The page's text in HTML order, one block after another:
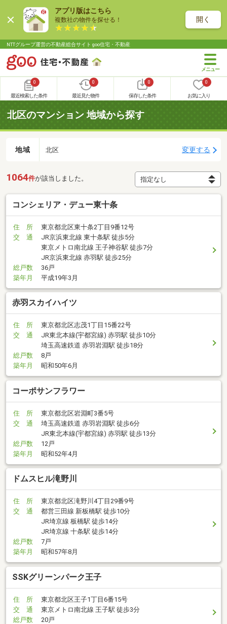
アプリ版はこちら
複数社の物件を探せる！ 開く
NTTグループ運営の不動産総合サイト goo住宅・不動産
0
最近検索した条件
0
最近見た物件
0
保存した条件
0
お気に入り
北区のマンション 地域から探す
地域 北区 変更する
1064件が該当しました。
コンシェリア・デュー東十条
住 所
東京都北区東十条2丁目9番12号
交 通
JR京浜東北線 東十条駅 徒歩5分
東京メトロ南北線 王子神谷駅 徒歩7分
JR京浜東北線 赤羽駅 徒歩25分
総戸数
36戸
築年月
平成19年3月
赤羽スカイハイツ
住 所
東京都北区志茂1丁目15番22号
交 通
JR東北本線(宇都宮線) 赤羽駅 徒歩10分
埼玉高速鉄道 赤羽岩淵駅 徒歩18分
総戸数
8戸
築年月
昭和50年6月
コーポサンフラワー
住 所
東京都北区岩淵町3番5号
交 通
埼玉高速鉄道 赤羽岩淵駅 徒歩6分
JR東北本線(宇都宮線) 赤羽駅 徒歩13分
総戸数
12戸
築年月
昭和52年4月
ドムスヒル滝野川
住 所
東京都北区滝野川4丁目29番9号
交 通
都営三田線 新板橋駅 徒歩10分
JR埼京線 板橋駅 徒歩14分
JR埼京線 十条駅 徒歩14分
総戸数
7戸
築年月
昭和57年8月
SSKグリーンパーク王子
住 所
東京都北区王子1丁目6番15号
交 通
東京メトロ南北線 王子駅 徒歩3分
総戸数
20戸